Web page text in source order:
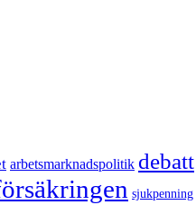
arbetsmarknadspolitik debatt
sjukpenning